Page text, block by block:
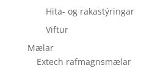
Hita- og rakastýringar
Viftur
Mælar
Extech rafmagnsmælar